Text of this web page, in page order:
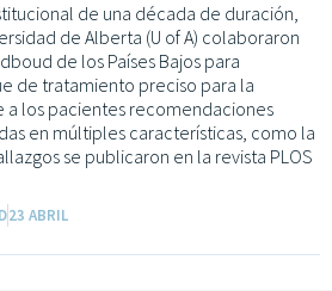
de una década de duración,
de Alberta (U of A) colaboraron
de los Países Bajos para
de tratamiento preciso para la
a los pacientes recomendaciones
en múltiples características, como la
se publicaron en la revista PLOS
23 ABRIL